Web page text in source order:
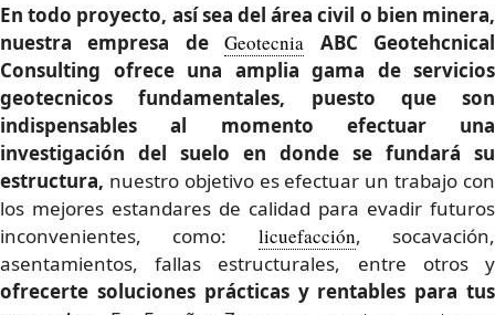
En todo proyecto, así sea del área civil o bien minera,
nuestra empresa deGeotecnia ABC Geotehcnical
Consulting ofrece una amplia gama de servicios
geotecnicos fundamentales, puesto que son
indispensables al momento efectuar una
investigación del suelo en donde se fundará su
estructura, nuestro objetivo es efectuar un trabajo con
los mejores estandares de calidad para evadir futuros
inconvenientes, como: licuefacción, socavación,
asentamientos, fallas estructurales, entre otros y
ofrecerte soluciones prácticas y rentables para tus